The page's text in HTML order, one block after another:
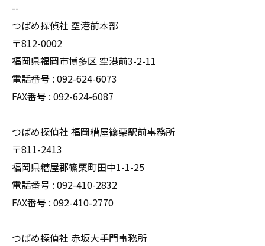
--
つばめ探偵社 空港前本部
〒812-0002
福岡県福岡市博多区 空港前3-2-11
電話番号 : 092-624-6073
FAX番号 : 092-624-6087
つばめ探偵社 福岡糟屋篠栗駅前事務所
〒811-2413
福岡県糟屋郡篠栗町田中1-1-25
電話番号 : 092-410-2832
FAX番号 : 092-410-2770
つばめ探偵社 赤坂大手門事務所